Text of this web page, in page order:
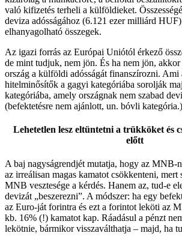
való kifizetés terheli a külföldieket.
deviza adósságához (6.121 ezer milliárd
elhanyagolható összegek.
Az igazi forrás az Európai Uniótól érkező
de mint tudjuk, nem jön. És ha nem jön,
ország a külföldi adósságát finanszírozni. Ami
hitelminősítők a gagyi kategóriába sorolják
kategóriába, amely országnak nem szabad
(befektetésre nem ajánlott, un. bóvli kategória.)
Lehetetlen lesz eltüntetni a trükköket és
előtt
A baj nagyságrendjét mutatja, hogy az MNB-
az irreálisan magas kamatot csökkenteni, mert
MNB vesztesége a kérdés. Hanem az, tud-e
devizát „beszerezni”. A módszer: ha egy
az Euro-ját forintra és ezt a forintot leköti az
kb. 16% (!) kamatot kap. Ráadásul a pénzt
lekötnie, bármikor visszaválthatja – majd, ha